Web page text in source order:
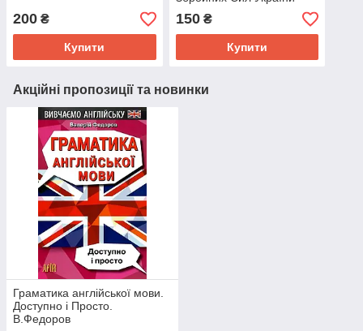
200 ₴
Купити
150₴
Купити
Акційні пропозиції та новинки
Граматика англійської мови.
Доступно і Просто.
В.Федоров